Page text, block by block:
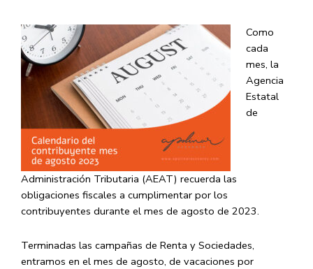
Como
cada
mes, la
Agencia
Estatal
de
Administración Tributaria (AEAT) recuerda las
obligaciones fiscales a cumplimentar por los
contribuyentes durante el mes de agosto de 2023.
Terminadas las campañas de Renta y Sociedades,
entramos en el mes de agosto, de vacaciones por